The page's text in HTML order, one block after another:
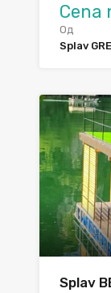
Cena
Од
Splav
Splav